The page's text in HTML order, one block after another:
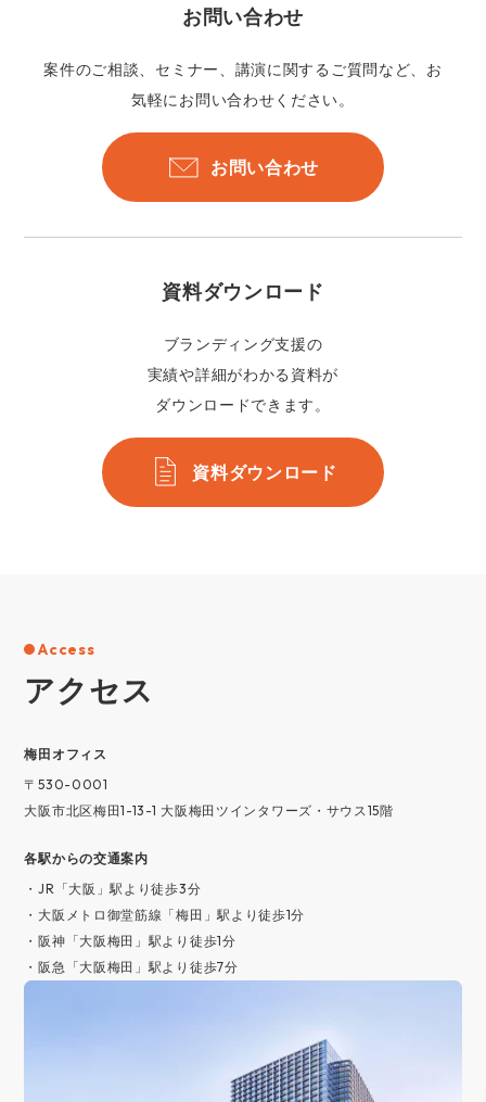
お問い合わせ
案件のご相談、セミナー、講演に関するご質問など、お
気軽にお問い合わせください。
お問い合わせ
資料ダウンロード
ブランディング支援の
実績や詳細がわかる資料が
ダウンロードできます。
資料ダウンロード
Access
アクセス
梅⽥オフィス
〒530-0001
大阪市北区梅田1-13-1 大阪梅田ツインタワーズ・サウス15階
各駅からの交通案内
・JR「大阪」駅より徒歩3分
・大阪メトロ御堂筋線「梅田」駅より徒歩1分
・阪神「大阪梅田」駅より徒歩1分
・阪急「大阪梅田」駅より徒歩7分